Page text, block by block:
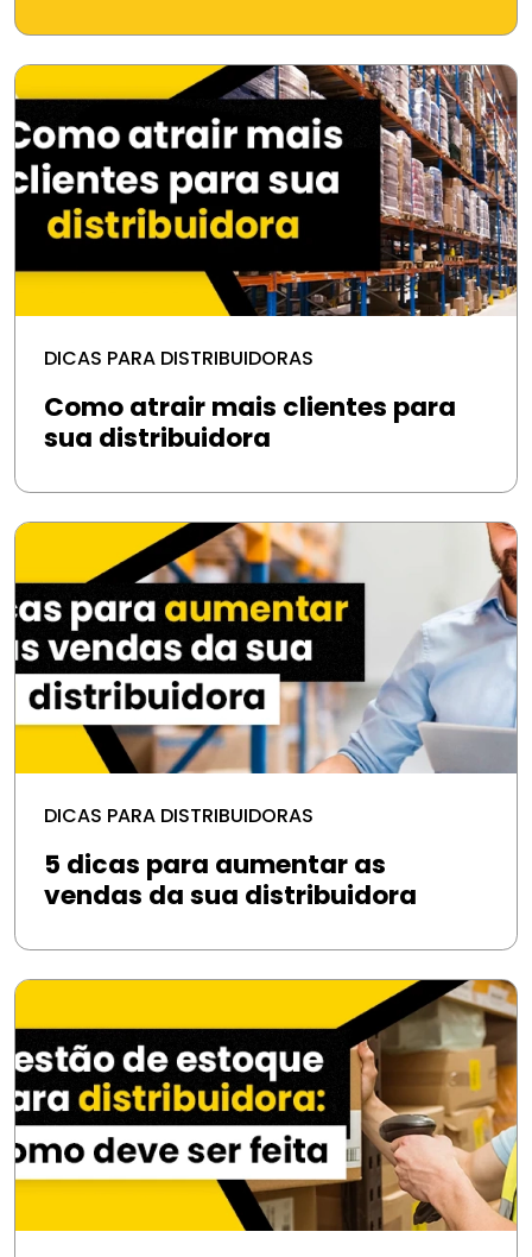
DICAS PARA DISTRIBUIDORAS
Como atrair mais clientes para
sua distribuidora
DICAS PARA DISTRIBUIDORAS
5 dicas para aumentar as
vendas da sua distribuidora